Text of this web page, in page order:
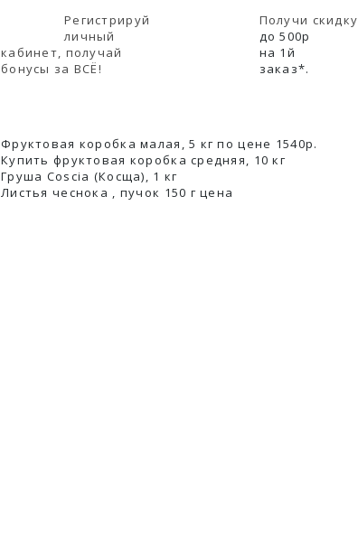
Регистрируй
личный
кабинет, получай
бонусы за ВСЁ!
Получи скидку
до 500р
на 1й
заказ*.
Фруктовая коробка малая, 5 кг по цене 1540р.
Купить фруктовая коробка средняя, 10 кг
Груша Coscia (Косща), 1 кг
Листья чеснока , пучок 150 г ценa